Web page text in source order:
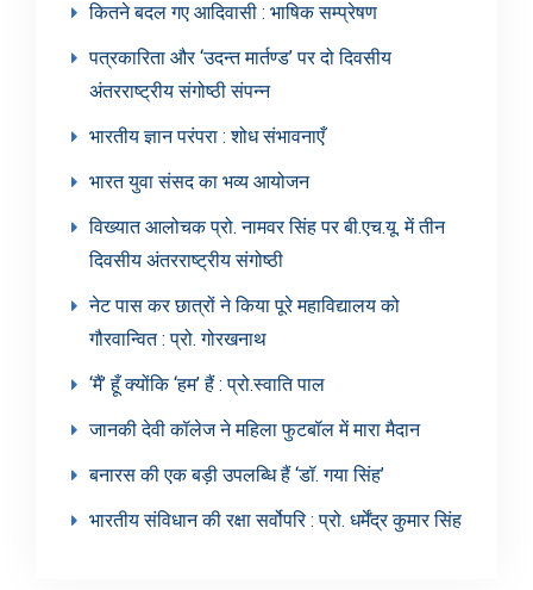
कितने बदल गए आदिवासी : भाषिक सम्प्रेषण
पत्रकारिता और ‘उदन्त मार्तण्ड’ पर दो दिवसीय
अंतरराष्ट्रीय संगोष्ठी संपन्न
भारतीय ज्ञान परंपरा : शोध संभावनाएँ
भारत युवा संसद का भव्य आयोजन
विख्यात आलोचक प्रो. नामवर सिंह पर बी.एच.यू. में तीन
दिवसीय अंतरराष्ट्रीय संगोष्ठी
नेट पास कर छात्रों ने किया पूरे महाविद्यालय को
गौरवान्वित : प्रो. गोरखनाथ
‘मैं’ हूँ क्योंकि ‘हम’ हैं : प्रो.स्वाति पाल
जानकी देवी कॉलेज ने महिला फुटबॉल में मारा मैदान
बनारस की एक बड़ी उपलब्धि हैं ‘डॉ. गया सिंह’
भारतीय संविधान की रक्षा सर्वोपरि : प्रो. धर्मेंद्र कुमार सिंह